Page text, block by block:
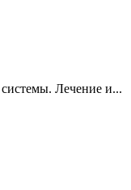
Лечение и...